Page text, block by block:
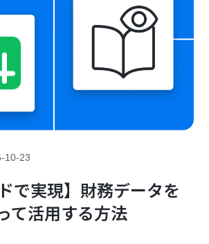
10-23
で実現】財務データを
て活用する方法